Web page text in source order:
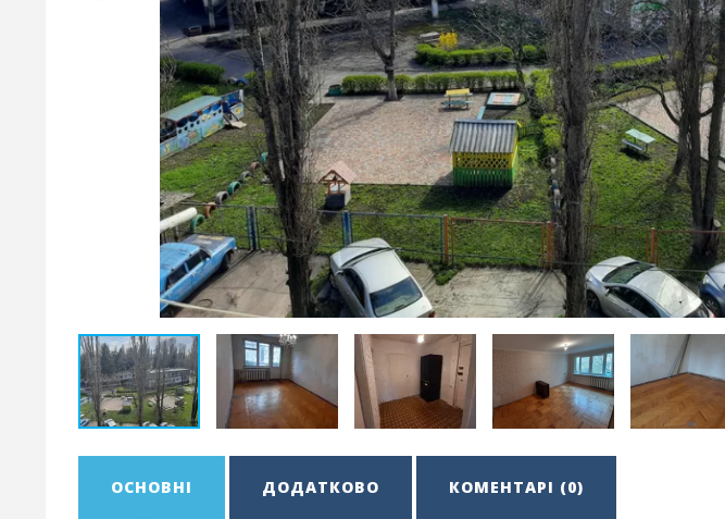
ОСНОВНІ ДОДАТКОВО КОМЕНТАРІ (0)